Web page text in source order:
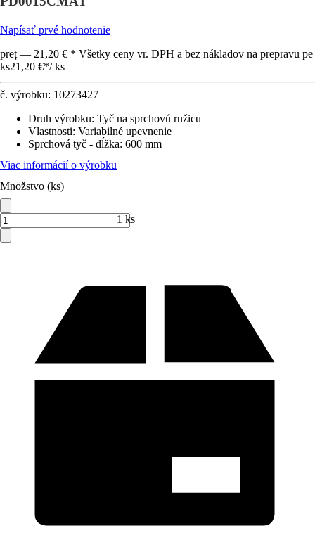
Napísať prvé hodnotenie
preț — 21,20 € * Všetky ceny vr. DPH a bez nákladov na prepravu pe
ks21,20 €*/ ks
č. výrobku: 10273427
Druh výrobku: Tyč na sprchovú ružicu
Vlastnosti: Variabilné upevnenie
Sprchová tyč - dĺžka: 600 mm
Viac informácií o výrobku
Množstvo (ks)
1 ks